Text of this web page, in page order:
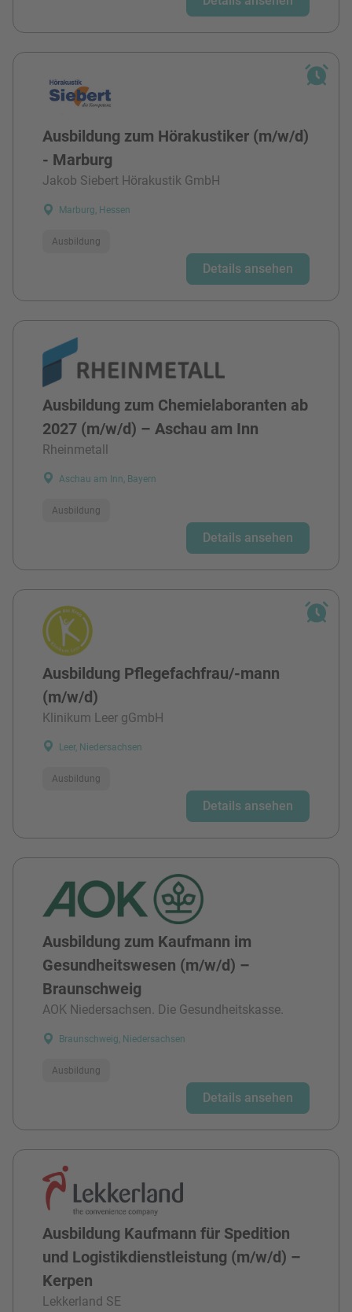
Ausbildung zum Hörakustiker (m/w/d)
- Marburg
Jakob Siebert Hörakustik GmbH
Marburg, Hessen
Ausbildung
Details ansehen
Ausbildung zum Chemielaboranten ab
2027 (m/w/d) – Aschau am Inn
Rheinmetall
Aschau am Inn, Bayern
Ausbildung
Details ansehen
Ausbildung Pflegefachfrau/-mann
(m/w/d)
Klinikum Leer gGmbH
Leer, Niedersachsen
Ausbildung
Details ansehen
Ausbildung zum Kaufmann im
Gesundheitswesen (m/w/d) –
Braunschweig
AOK Niedersachsen. Die Gesundheitskasse.
Braunschweig, Niedersachsen
Ausbildung
Details ansehen
Ausbildung Kaufmann für Spedition
und Logistikdienstleistung (m/w/d) –
Kerpen
Lekkerland SE